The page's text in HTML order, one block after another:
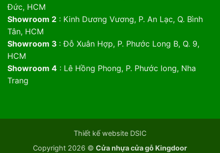
Đức, HCM
Showroom 2: Kinh Dương Vương, P. An Lạc, Q. Bình
Tân, HCM
Showroom 3 : Đỗ Xuân Hợp, P. Phước Long B, Q. 9,
HCM
Showroom 4: Lê Hồng Phong, P. Phước long, Nha
Trang
Thiết kế website DSIC
Copyright 2026 © Cửa nhựa cửa gỗ Kingdoor